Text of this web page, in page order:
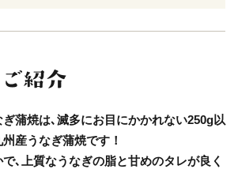
蒲焼は､滅多にお目にかかれない250g以
産うなぎ蒲焼です！
､上質なうなぎの脂と甘めのタレが良く